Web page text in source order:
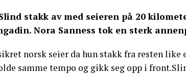
stakk av med seieren på 20
Nora Sanness tok en sterk
norsk seier da hun stakk fra resten like
samme tempo og gikk seg opp i